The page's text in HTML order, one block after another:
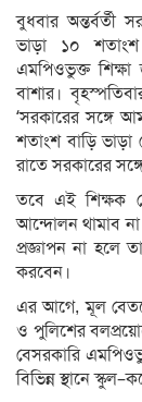
বুধবার অন্তর্বর্তী
ভাড়া ১০ শতাংশ
এমপিওভুক্ত
বাশার।
‘সরকারের সঙ্গে
শতাংশ বাড়ি ভাড়া
রাতে সরকারের
তবে এই শিক্ষক
আন্দোলন থামাব
প্রজ্ঞাপন না হলে
করবেন।
এর আগে, মূল
ও পুলিশের
বেসরকারি
বিভিন্ন স্থানে